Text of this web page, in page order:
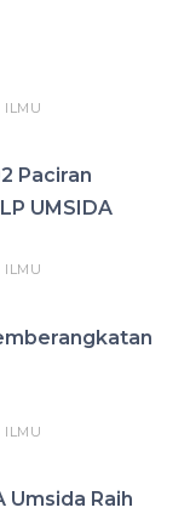
ILMU
Paciran
UMSIDA
ILMU
ILMU
Umsida Raih